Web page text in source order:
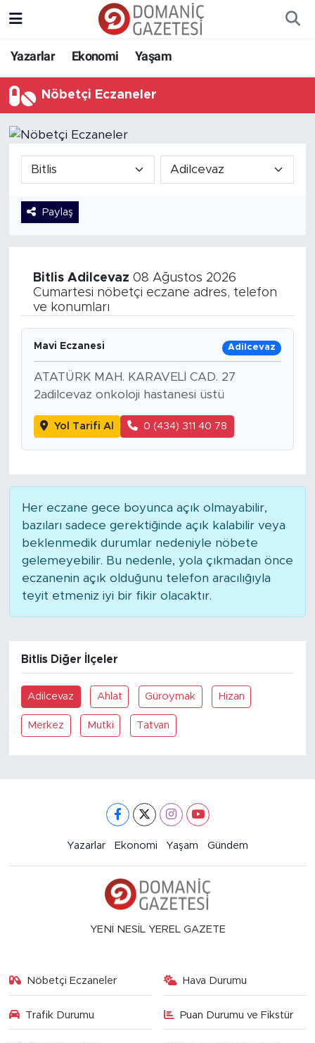
Yazarlar Ekonomi Yaşam
Nöbetçi Eczaneler
Paylaş
Bitlis Adilcevaz 08 Ağustos 2026
Cumartesi nöbetçi eczane adres, telefon
ve konumları
Mavi Eczanesi Adilcevaz
ATATÜRK MAH. KARAVELİ CAD. 27
2adilcevaz onkoloji hastanesi üstü
Yol Tarifi Al 0 (434) 311 40 78
Her eczane gece boyunca açık olmayabilir,
bazıları sadece gerektiğinde açık kalabilir veya
beklenmedik durumlar nedeniyle nöbete
gelemeyebilir. Bu nedenle, yola çıkmadan önce
eczanenin açık olduğunu telefon aracılığıyla
teyit etmeniz iyi bir fikir olacaktır.
Bitlis Diğer İlçeler
Adilcevaz Ahlat Güroymak Hizan
Merkez Mutki Tatvan
Yazarlar Ekonomi Yaşam Gündem
YENİ NESİL YEREL GAZETE
Nöbetçi Eczaneler Hava Durumu
Trafik Durumu Puan Durumu ve Fikstür